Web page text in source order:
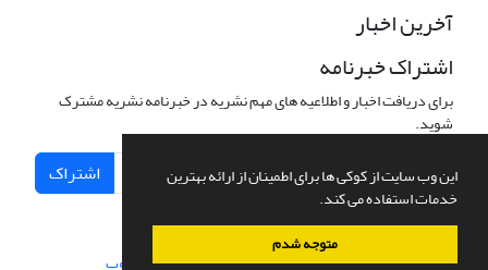
این وب سایت از کوکی ها برای اطمینان از ارائه بهترین
خدمات استفاده می کند.
متوجه شدم
آخرین اخبار
اشتراک خبرنامه
برای دریافت اخبار و اطلاعیه های مهم نشریه در خبرنامه نشریه مشترک
شوید.
اشتراک
سامانه مدیریت نشریات علمی.طراحی و پیاده سازی از سیناوب